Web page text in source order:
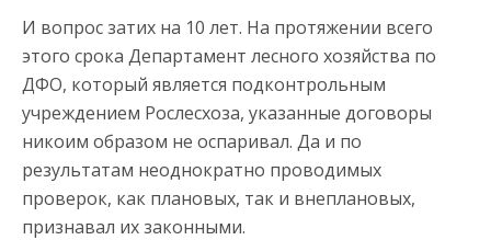
И вопрос затих на 10 лет. На протяжении всего
этого срока Департамент лесного хозяйства по
ДФО, который является подконтрольным
учреждением Рослесхоза, указанные договоры
никоим образом не оспаривал. Да и по
результатам неоднократно проводимых
проверок, как плановых, так и внеплановых,
признавал их законными.